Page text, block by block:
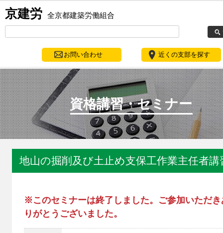
京建労 全京都建築労働組合
お問い合わせ 近くの支部を探す
資格講習・セミナー
地山の掘削及び土止め支保工作業主任者講
※このセミナーは終了しました。ご参加いただき
りがとうございました。